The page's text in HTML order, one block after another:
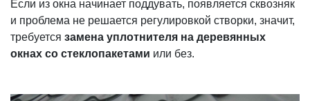
Если из окна начинает поддувать, появляется сквозняк
и проблема не решается регулировкой створки, значит,
требуется замена уплотнителя на деревянных
окнах со стеклопакетами или без.